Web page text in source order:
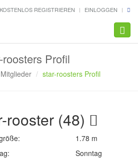
KOSTENLOS REGISTRIEREN EINLOGGEN
roosters Profil
Mitglieder star-roosters Profil
rooster (48)
1.78 m
Sonntag